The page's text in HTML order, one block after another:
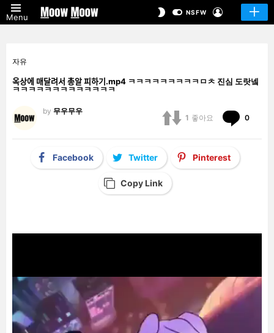
Menu
SWITCHNSFW
자유
옥상에 매달려서 총알 피하기.mp4 ㅋㅋㅋㅋㅋㅋㅋㅋㅋㅁㅊ 진심 도랏넼
ㅋㅋㅋㅋㅋㅋㅋㅋㅋㅋㅋㅋㅋ
by 무우무우
1 좋아요 0
Facebook Twitter Pinterest
Copy Link